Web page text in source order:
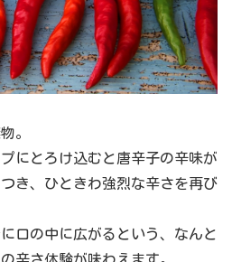
。
にとろけ込むと唐辛子の辛味が
き、ひときわ強烈な辛さを再び
口の中に広がるという、なんと